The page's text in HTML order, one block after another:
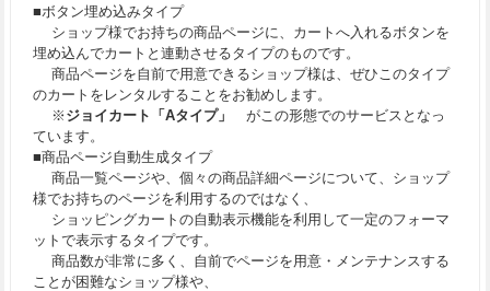
■ボタン埋め込みタイプ
ショップ様でお持ちの商品ページに、カートへ入れるボタンを
埋め込んでカートと連動させるタイプのものです。
商品ページを自前で用意できるショップ様は、ぜひこのタイプ
のカートをレンタルすることをお勧めします。
※ ジョイカート「Aタイプ」
がこの形態でのサービスとなっ
ています。
■商品ページ自動生成タイプ
商品一覧ページや、個々の商品詳細ページについて、ショップ
様でお持ちのページを利用するのではなく、
ショッピングカートの自動表示機能を利用して一定のフォーマ
ットで表示するタイプです。
商品数が非常に多く、自前でページを用意・メンテナンスする
ことが困難なショップ様や、